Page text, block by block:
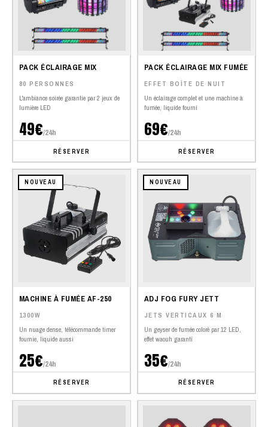
PACK ÉCLAIRAGE MIX
80 PERSONNES
L'ambiance soirée garantie par 2 jeux de
lumière LED
49€/24h
RÉSERVER
PACK ÉCLAIRAGE MIX FUMÉE
EFFET BOÎTE DE NUIT
Un éclairage complet et une machine à
fumée, liquide fourni
69€/24h
RÉSERVER
NOUVEAU
MACHINE À FUMÉE AF-250
1300W
Un nuage dense, télécommande timer
fournie, liquide aussi
25€/24h
RÉSERVER
NOUVEAU
ADJ FOG FURY JETT
JETS VERTICAUX 6 M
Un geyser de fumée coloré par 12 LED,
effet waouh garanti
35€/24h
RÉSERVER